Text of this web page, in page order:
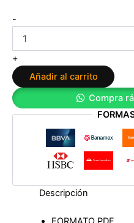
-
tus
vacas
en
tiempos
hambruna:
Recomendaciones
e
conseguir
estabilidad
aunque
+
Añadir al carrito
Compra
Descripción